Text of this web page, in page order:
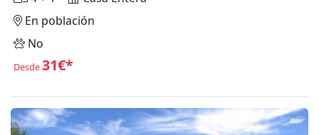
En población
No
Desde31€*